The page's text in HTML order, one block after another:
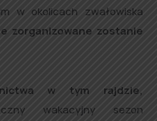
w okolicach zwałowiska
zorganizowane zostanie
w tym rajdzie,
wakacyjny sezon